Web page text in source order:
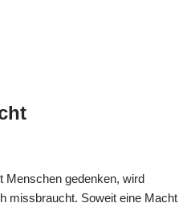
Menschen gedenken, wird
missbraucht. Soweit eine Macht